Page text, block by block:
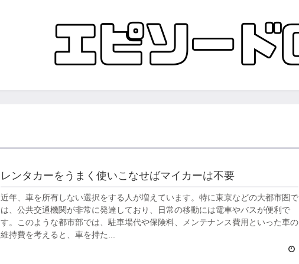
レンタカーをうまく使いこなせばマイカーは不要
近年、車を所有しない選択をする人が増えています。特に東京などの大都市圏で
は、公共交通機関が非常に発達しており、日常の移動には電車やバスが便利で
す。このような都市部では、駐車場代や保険料、メンテナンス費用といった車の
維持費を考えると、車を持た...